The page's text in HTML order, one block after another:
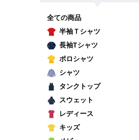
全ての商品
半袖Ｔシャツ
長袖Tシャツ
ポロシャツ
シャツ
タンクトップ
スウェット
レディース
キッズ